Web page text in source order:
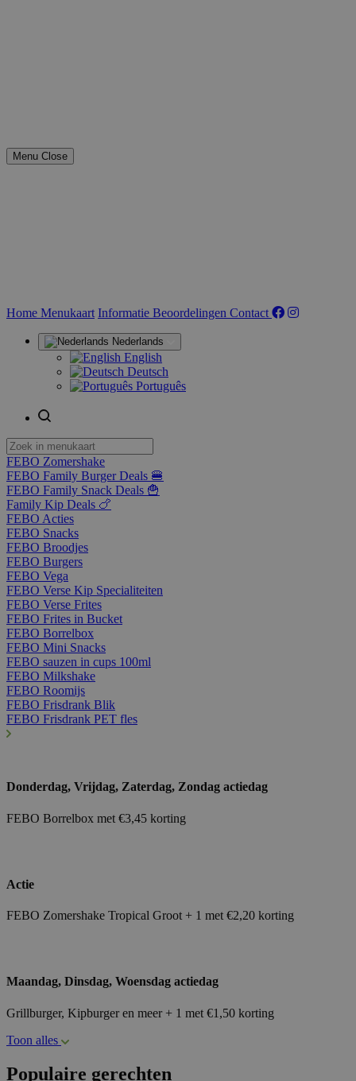
Menu Close
Home (huidige)
Menukaart Informatie Beoordelingen Contact
Nederlands
English
Deutsch
Português
FEBO Zomershake
FEBO Family Burger Deals 🍔
FEBO Family Snack Deals 🍟
Family Kip Deals 🍗
FEBO Acties
FEBO Snacks
FEBO Broodjes
FEBO Burgers
FEBO Vega
FEBO Verse Kip Specialiteiten
FEBO Verse Frites
FEBO Frites in Bucket
FEBO Borrelbox
FEBO Mini Snacks
FEBO sauzen in cups 100ml
FEBO Milkshake
FEBO Roomijs
FEBO Frisdrank Blik
FEBO Frisdrank PET fles
Donderdag, Vrijdag, Zaterdag, Zondag actiedag
FEBO Borrelbox met €3,45 korting
Actie
FEBO Zomershake Tropical Groot + 1 met €2,20 korting
Maandag, Dinsdag, Woensdag actiedag
Grillburger, Kipburger en meer + 1 met €1,50 korting
Toon alles
Populaire gerechten